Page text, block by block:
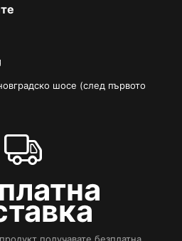
шосе (след първото